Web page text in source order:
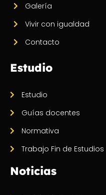
Galería
Vivir con igualdad
Contacto
Estudio
Estudio
Guías docentes
Normativa
Trabajo Fin de Estudios
Noticias